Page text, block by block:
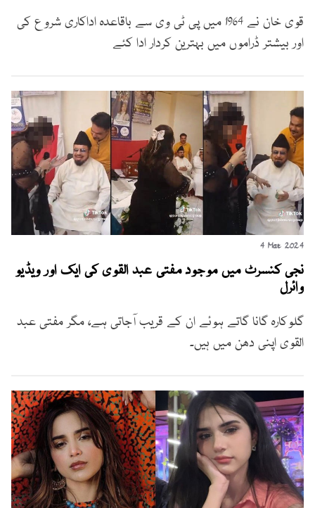
قوی خان نے 1964 میں پی ٹی وی سے باقاعدہ اداکاری شروع کی
اور بیشتر ڈراموں میں بہترین کردار ادا کئے
4 Mar 2024
نجی کنسرٹ میں موجود مفتی عبد القوی کی ایک اور ویڈیو
وائرل
گلوکارہ گانا گاتے ہوئے ان کے قریب آجاتی ہے، مگر مفتی عبد
القوی اپنی دھن میں ہیں۔